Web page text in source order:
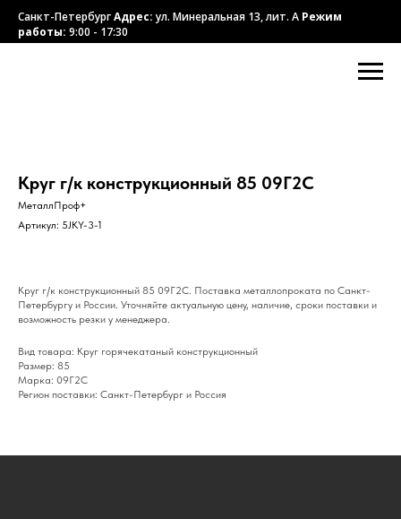
Санкт-ПетербургАдрес:ул. Минеральная 13, лит. А Режим
работы: 9:00 - 17:30
Круг г/к конструкционный 85 09Г2С
МеталлПроф+
Артикул: 5JKY-3-1
Круг г/к конструкционный 85 09Г2С. Поставка металлопроката по Санкт-
Петербургу и России. Уточняйте актуальную цену, наличие, сроки поставки и
возможность резки у менеджера.
Вид товара: Круг горячекатаный конструкционный
Размер: 85
Марка: 09Г2С
Регион поставки: Санкт-Петербург и Россия